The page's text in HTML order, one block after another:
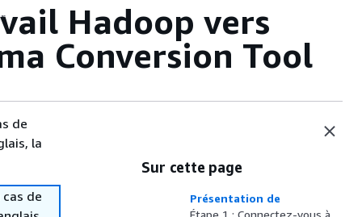
Hadoop vers
Conversion Tool
de
la
de
Sur cette page
Présentation de
Étape 1 : Connectez-vous à